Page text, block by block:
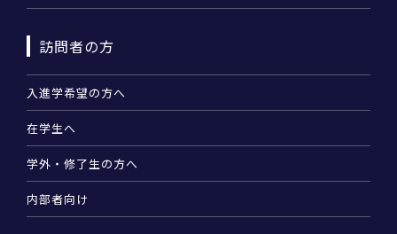
訪問者の方
入進学希望の方へ
在学生へ
学外・修了生の方へ
内部者向け